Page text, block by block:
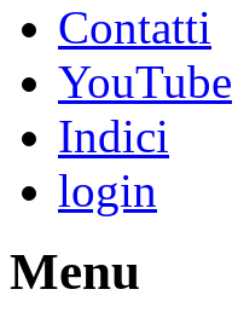
Contatti
YouTube
Indici
login
Menu